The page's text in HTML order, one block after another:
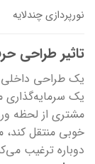
نورپردازی چندلایه
تاثیر طراحی
یک طراحی داخلی
یک
مشتری از لحظه
خوبی منتقل کند،
دوباره ترغیب